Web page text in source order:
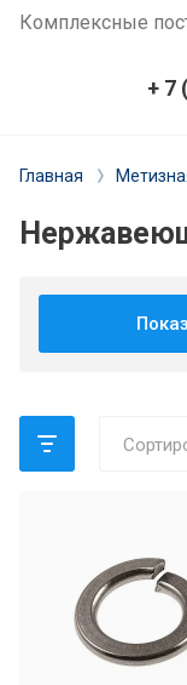
Способы оплаты
Ремонт и услуги
Комплексные
+ 7
Главная